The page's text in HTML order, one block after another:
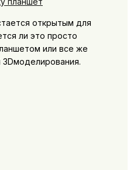
открытым для
ли это просто
или все же
3Dмоделирования.